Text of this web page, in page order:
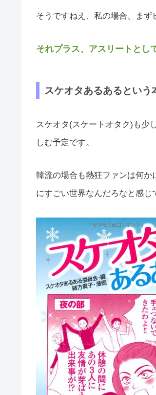
そうですねえ、私の場合、ま
それプラス、アスリートとし
スケオタあるあるという
スケオタ(スケートオタク)も少
しむ予定です。
韓流の場合も熱狂ファンは何
にすごい世界なんだろなと感じ